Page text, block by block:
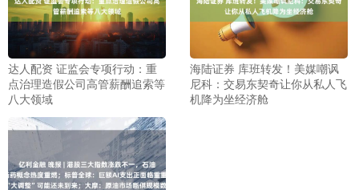
达人配资 证监会专项行动：重
点治理造假公司高管薪酬追索等
八大领域
海陆证券 库班转发！美媒嘲讽
尼科：交易东契奇让你从私人飞
机降为坐经济舱